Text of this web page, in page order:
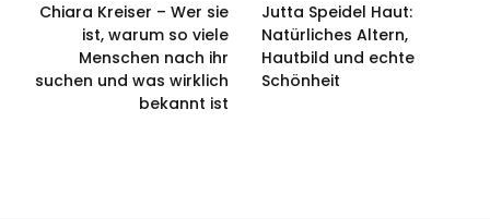
Chiara Kreiser – Wer sie
ist, warum so viele
Menschen nach ihr
suchen und was wirklich
bekannt ist
Jutta Speidel Haut:
Natürliches Altern,
Hautbild und echte
Schönheit